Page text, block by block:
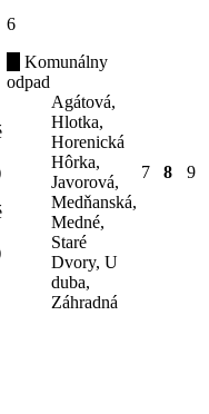
6
Komunálny
odpad
Agátová,
Hlotka,
Horenická
Hôrka,
Javorová,
Medňanská,
Medné,
Staré
Dvory, U
duba,
Záhradná
7 8 9